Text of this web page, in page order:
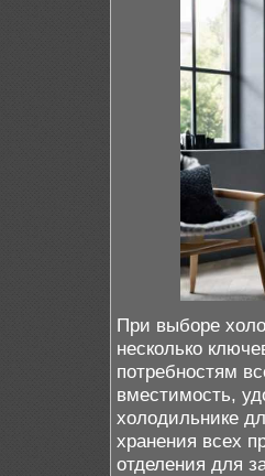
При выборе
несколько
потребностям
вместимость,
холодильнике
хранения всех
отделения для